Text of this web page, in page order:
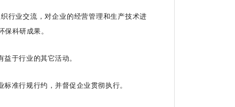
行业交流，对企业的经营管理和生产技术进
科研成果。
于行业的其它活动。
准行规行约，并督促企业贯彻执行。